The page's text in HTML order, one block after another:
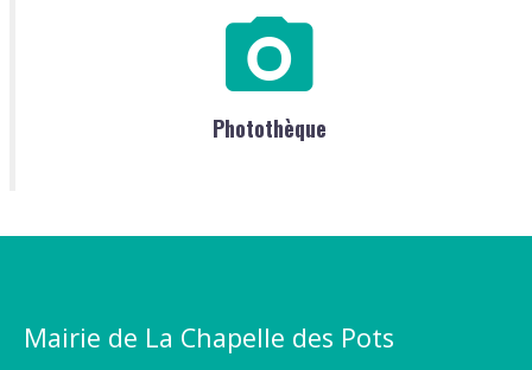
Photothèque
Mairie de La Chapelle des Pots